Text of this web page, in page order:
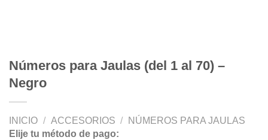
Números para Jaulas (del 1 al 70) –
Negro
INICIO / ACCESORIOS /
NÚMEROS PARA JAULAS
Elije tu método de pago: